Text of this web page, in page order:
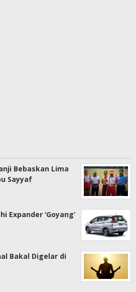
Bebaskan Lima
Sayyaf
‘Goyang’
Bakal Digelar di